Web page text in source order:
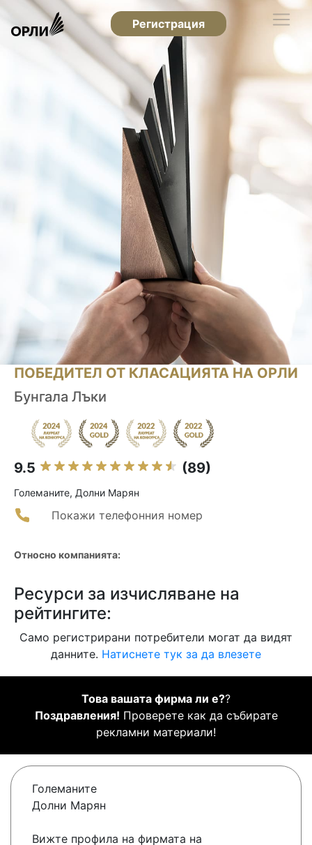
Регистрация
ПОБЕДИТЕЛ ОТ КЛАСАЦИЯТА НА ОРЛИ
Бунгала Лъки
9.5 (89)
Големаните, Долни Марян
Покажи телефонния номер
Относно компанията:
Ресурси за изчисляване на
рейтингите:
Само регистрирани потребители могат да видят
данните. Натиснете тук за да влезете
Това вашата фирма ли е??
Поздравления! Проверете как да събирате
рекламни материали!
Големаните
Долни Марян
Вижте профила на фирмата на